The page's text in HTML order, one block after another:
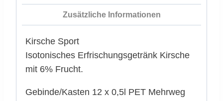
Zusätzliche Informationen
Kirsche Sport
Isotonisches Erfrischungsgetränk Kirsche
mit 6% Frucht.
Gebinde/Kasten 12 x 0,5l PET Mehrweg